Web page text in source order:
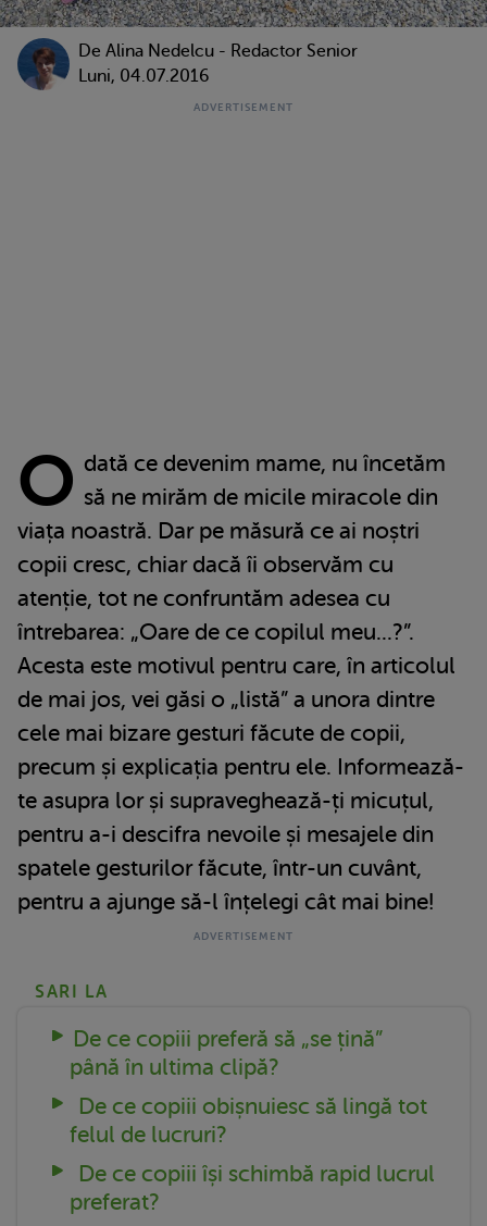
De Alina Nedelcu - Redactor Senior
Luni, 04.07.2016
O dată ce devenim mame, nu încetăm
să ne mirăm de micile miracole din
viața noastră. Dar pe măsură ce ai noștri
copii cresc, chiar dacă îi observăm cu
atenție, tot ne confruntăm adesea cu
întrebarea: „Oare de ce copilul meu...?”.
Acesta este motivul pentru care, în articolul
de mai jos, vei găsi o „listă” a unora dintre
cele mai bizare gesturi făcute de copii,
precum și explicația pentru ele. Informează-
te asupra lor și supraveghează-ți micuțul,
pentru a-i descifra nevoile și mesajele din
spatele gesturilor făcute, într-un cuvânt,
pentru a ajunge să-l înțelegi cât mai bine!
SARI LA
De ce copiii preferă să „se țină”
până în ultima clipă?
De ce copiii obișnuiesc să lingă tot
felul de lucruri?
De ce copiii își schimbă rapid lucrul
preferat?